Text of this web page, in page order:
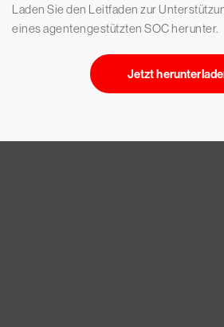
Laden Sie den Leitfaden zur
eines agentengestützten SOC herunter.
Jetzt